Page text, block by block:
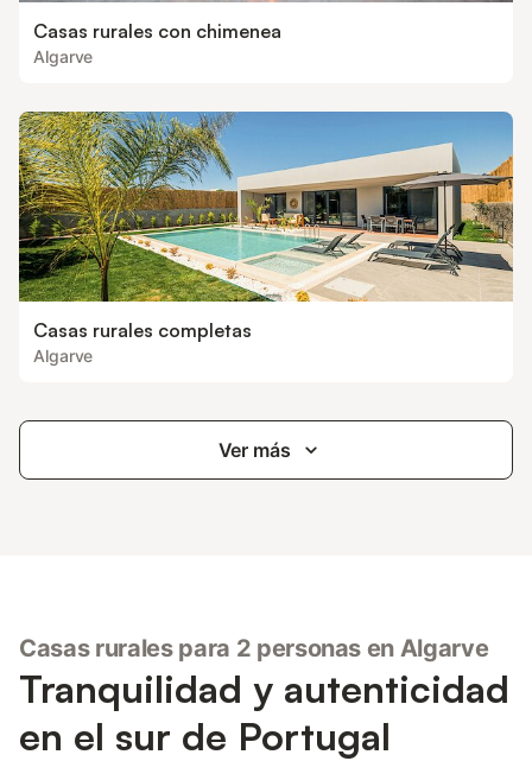
Casas rurales con chimenea
Algarve
Casas rurales completas
Algarve
Ver más
Casas rurales para 2 personas en Algarve
Tranquilidad y autenticidad
en el sur de Portugal